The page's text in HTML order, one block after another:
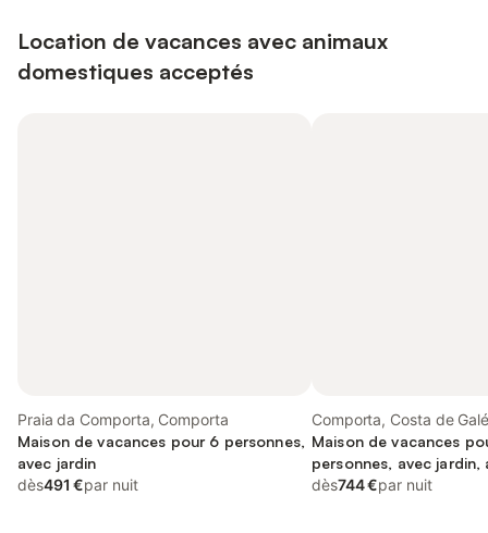
Location de vacances avec animaux
domestiques acceptés
Praia da Comporta, Comporta
Maison de vacances pour 6 personnes,
avec jardin
dès491 €par nuit
Comporta, Costa de
Maison de vacances
personnes, avec jardin,
acceptés
dès744 €par nuit